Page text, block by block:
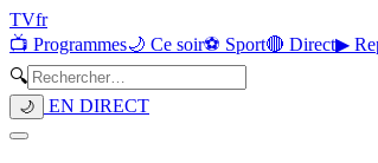
TVfr
📺 Programmes🌙 Ce soir⚽ Sport🔴 Direct▶
🔍
🌙 EN DIRECT